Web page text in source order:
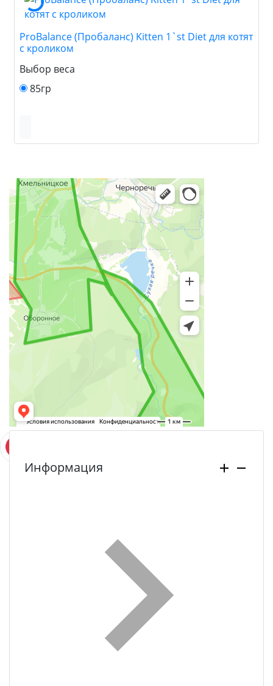
ProBalance (Пробаланс) Kitten 1`st Diet для котят
с кроликом
Выбор веса
85гр
Информация